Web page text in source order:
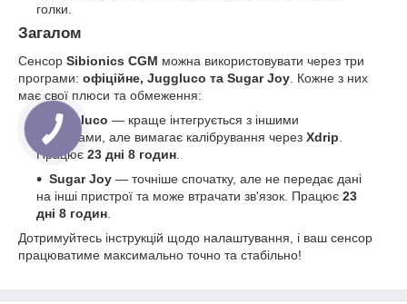
голки.
Загалом
Сенсор Sibionics CGM можна використовувати через три
програми: офіційне, Juggluco та Sugar Joy . Кожне з них
має свої плюси та обмеження:
Juggluco — краще інтегрується з іншими
системами, але вимагає калібрування через Xdrip
Працює 23 дні 8 годин
Sugar Joy — точніше спочатку, але не передає дані
на інші пристрої та може втрачати зв'язок. Працює 23
дні 8 годин
Дотримуйтесь інструкцій щодо налаштування, і ваш сенсор
працюватиме максимально точно та стабільно!